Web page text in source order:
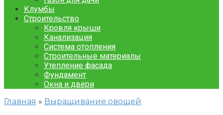
Клумбы
Строительство
Кровля крыши
Канализация
Система отопления
Строительные материалы
Утепление фасада
Фундамент
Окна и двери
Главная » Выращивание овощей